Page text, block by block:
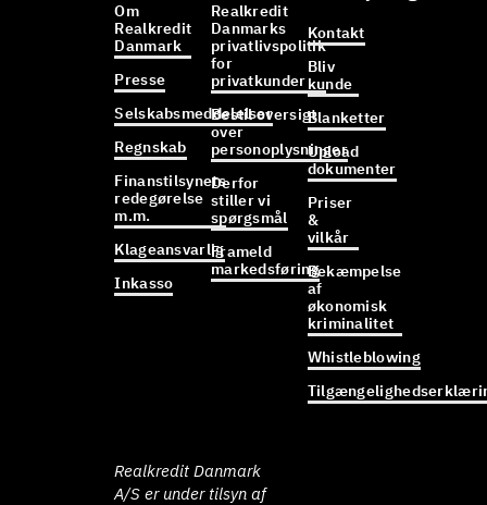
Om
Realkredit
Danmark
Presse
Selskabsmeddelelser
Regnskab
Finanstilsynets
redegørelse
m.m.
Klageansvarlig
Inkasso
Realkredit
Danmarks
privatlivspolitik
for
privatkunder
Bestil oversigt
over
personoplysninger
Derfor
stiller vi
spørgsmål
Frameld
markedsføring
Kontakt
Bliv
kunde
Blanketter
Upload
dokumenter
Priser
&
vilkår
Bekæmpelse
af
økonomisk
kriminalitet
Whistleblowing
Realkredit Danmark
A/S er under tilsyn af